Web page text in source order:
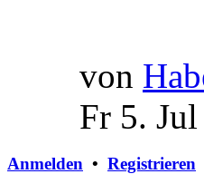
von
Fr 5.
Anmelden • Registrieren